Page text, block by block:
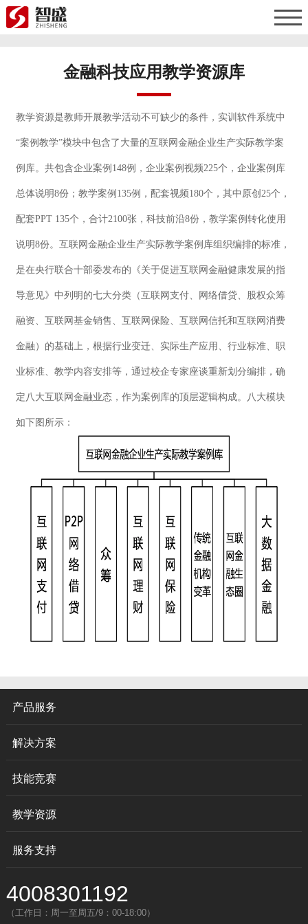
金融科技应用教学资源库
教学资源是教师开展教学活动不可缺少的条件，实训软件系统中
“案例教学”模块中包含了大量的互联网金融企业生产实际教学案
例库。共包含企业案例148例，企业案例视频225个，企业案例库
总体说明8份；教学案例135例，配套视频180个，其中原创25个，
配套PPT 135个，合计2100张，科技前沿8份，教学案例转化使用
说明8份。互联网金融企业生产实际教学案例库组织编排的标准，
是在央行联合十部委发布的《关于促进互联网金融健康发展的指
导意见》中列明的七大分类（互联网支付、网络借贷、股权众筹
融资、互联网基金销售、互联网保险、互联网信托和互联网消费
金融）的基础上，根据行业变迁、实际生产应用、行业标准、职
业标准、教学内容安排等，通过校企专家座谈重新划分编排，确
定八大互联网金融业态，作为案例库的顶层逻辑构成。八大模块
如下图所示：
产品服务
解决方案
技能竞赛
教学资源
服务支持
4008301192
（工作日：周一至周五/9：00-18:00）